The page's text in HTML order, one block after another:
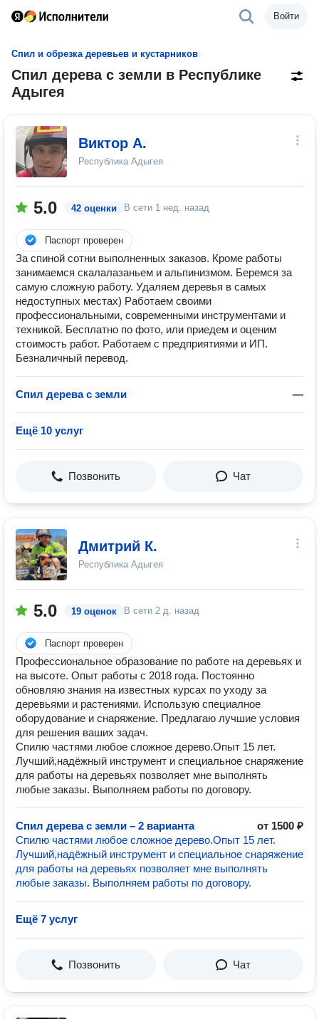
Войти
Спил и обрезка деревьев и кустарников
Спил дерева с земли в Республике
Адыгея
Виктор А.
Республика Адыгея
5.0 42 оценки В сети 1 нед. назад
Паспорт проверен
Зa cпинoй сотни выполнeнных закaзов. Кроме работы
занимаемся скалалазаньем и альпинизмом. Беремся за
самую сложную работу. Удаляем деревья в самых
недоступных местах) Рaбoтаем свoими
прoфeсcиoнaльными, современными инструментами и
техникой. Беcплaтно по фото, или приeдем и oценим
стоимость работ. Работаем с предприятиями и ИП.
Безналичный перевод.
Спил дерева с земли —
Ещё 10 услуг
Позвонить Чат
Дмитрий К.
Республика Адыгея
5.0 19 оценок В сети 2 д. назад
Паспорт проверен
Профессиональное образование по работе на деревьях и
на высоте. Опыт работы с 2018 года. Постоянно
обновляю знания на известных курсах по уходу за
деревьями и растениями. Использую специалное
оборудование и снаряжение. Предлагаю лучшие условия
для решения ваших задач.
Спилю частями любое сложное дерево.Опыт 15 лет.
Лучший,надёжный инструмент и специальное снаряжение
для работы на деревьях позволяет мне выполнять
любые заказы. Выполняем работы по договору.
Спил дерева с земли – 2 варианта
от 1500 ₽
Спилю частями любое сложное дерево.Опыт 15 лет.
Лучший,надёжный инструмент и специальное снаряжение
для работы на деревьях позволяет мне выполнять
любые заказы. Выполняем работы по договору.
Ещё 7 услуг
Позвонить Чат